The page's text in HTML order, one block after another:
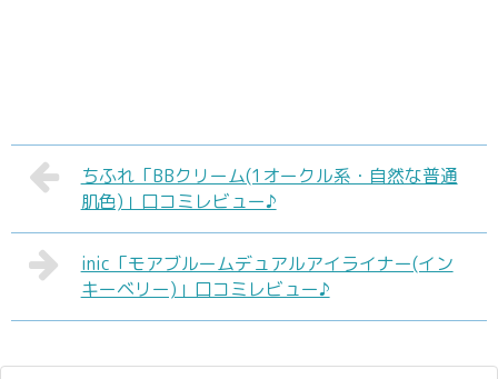
ちふれ「BBクリーム(1オークル系・自然な普通
肌色)」口コミレビュー♪
inic「モアブルームデュアルアイライナー(イン
キーベリー)」口コミレビュー♪